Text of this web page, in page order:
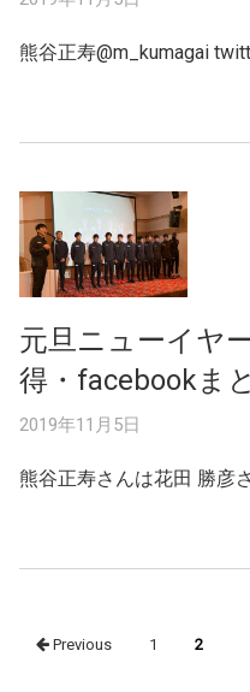
熊谷正寿@m_kumagai
元旦ニューイヤ
得・facebookま
2019年11月5日
熊谷正寿さんは花田 勝彦
navigation
Previous 1 2